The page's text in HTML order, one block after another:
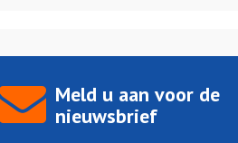
Meld u aan voor de
nieuwsbrief